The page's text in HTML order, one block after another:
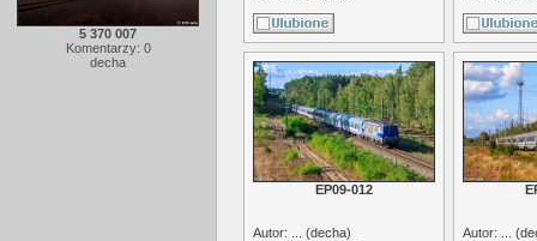
5 370 007
Komentarzy: 0
decha
EP09-012
Autor: ... (decha)
Autor: ... (